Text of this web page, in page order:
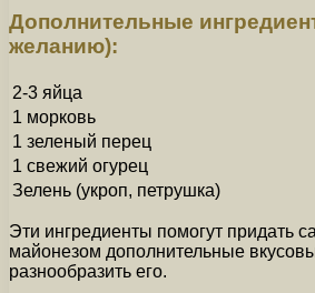
Дополнительные
желанию):
2-3 яйца
1 морковь
1 зеленый перец
1 свежий огурец
Зелень (укроп, петрушка)
Эти ингредиенты помогут придать
майонезом дополнительные
разнообразить его.